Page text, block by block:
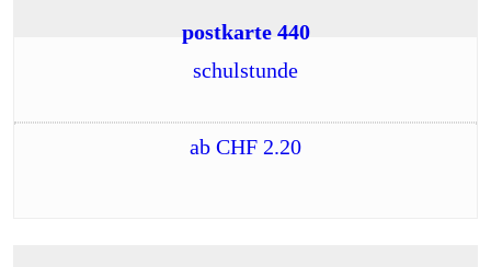
postkarte 440
schulstunde
ab CHF 2.20